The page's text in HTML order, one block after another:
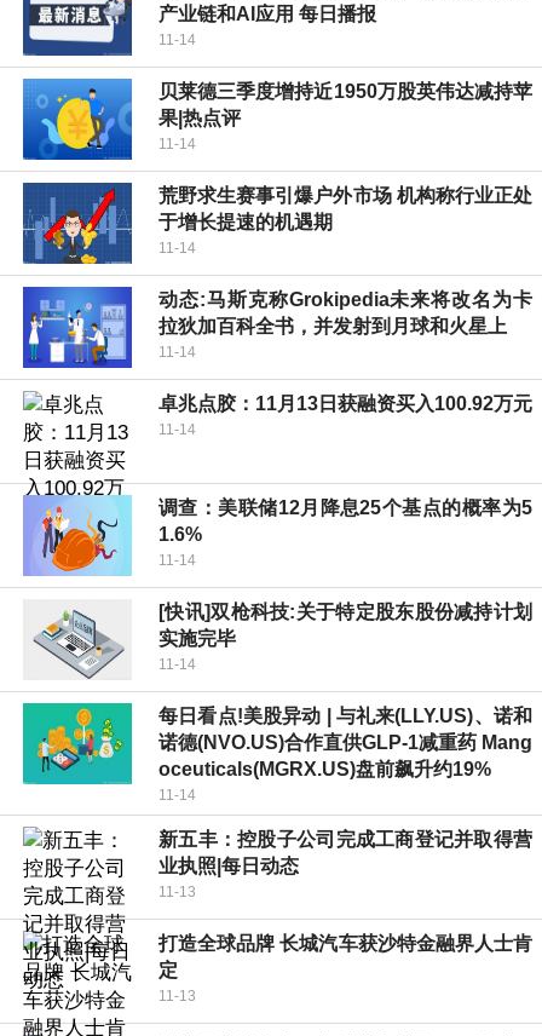
产业链和AI应用 每日播报
11-14
贝莱德三季度增持近1950万股英伟达减持苹
果|热点评
11-14
荒野求生赛事引爆户外市场 机构称行业正处
于增长提速的机遇期
11-14
动态:马斯克称Grokipedia未来将改名为卡
拉狄加百科全书，并发射到月球和火星上
11-14
卓兆点胶：11月13日获融资买入100.92万元
11-14
调查：美联储12月降息25个基点的概率为5
1.6%
11-14
[快讯]双枪科技:关于特定股东股份减持计划
实施完毕
11-14
每日看点!美股异动 | 与礼来(LLY.US)、诺和
诺德(NVO.US)合作直供GLP-1减重药 Mang
oceuticals(MGRX.US)盘前飙升约19%
11-14
新五丰：控股子公司完成工商登记并取得营
业执照|每日动态
11-13
打造全球品牌 长城汽车获沙特金融界人士肯
定
11-13